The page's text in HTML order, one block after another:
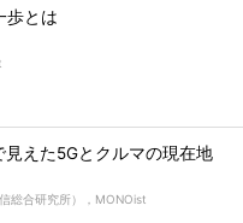
とは
見えた5Gとクルマの現在地
総合研究所），MONOist